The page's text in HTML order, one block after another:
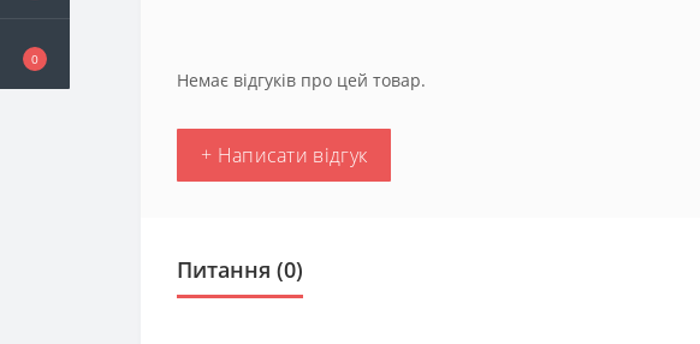
0
Немає відгуків про цей товар.
+ Написати відгук
Питання (0)